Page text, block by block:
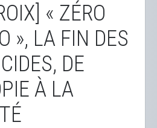
« ZÉRO
», LA FIN DES
DE
À LA